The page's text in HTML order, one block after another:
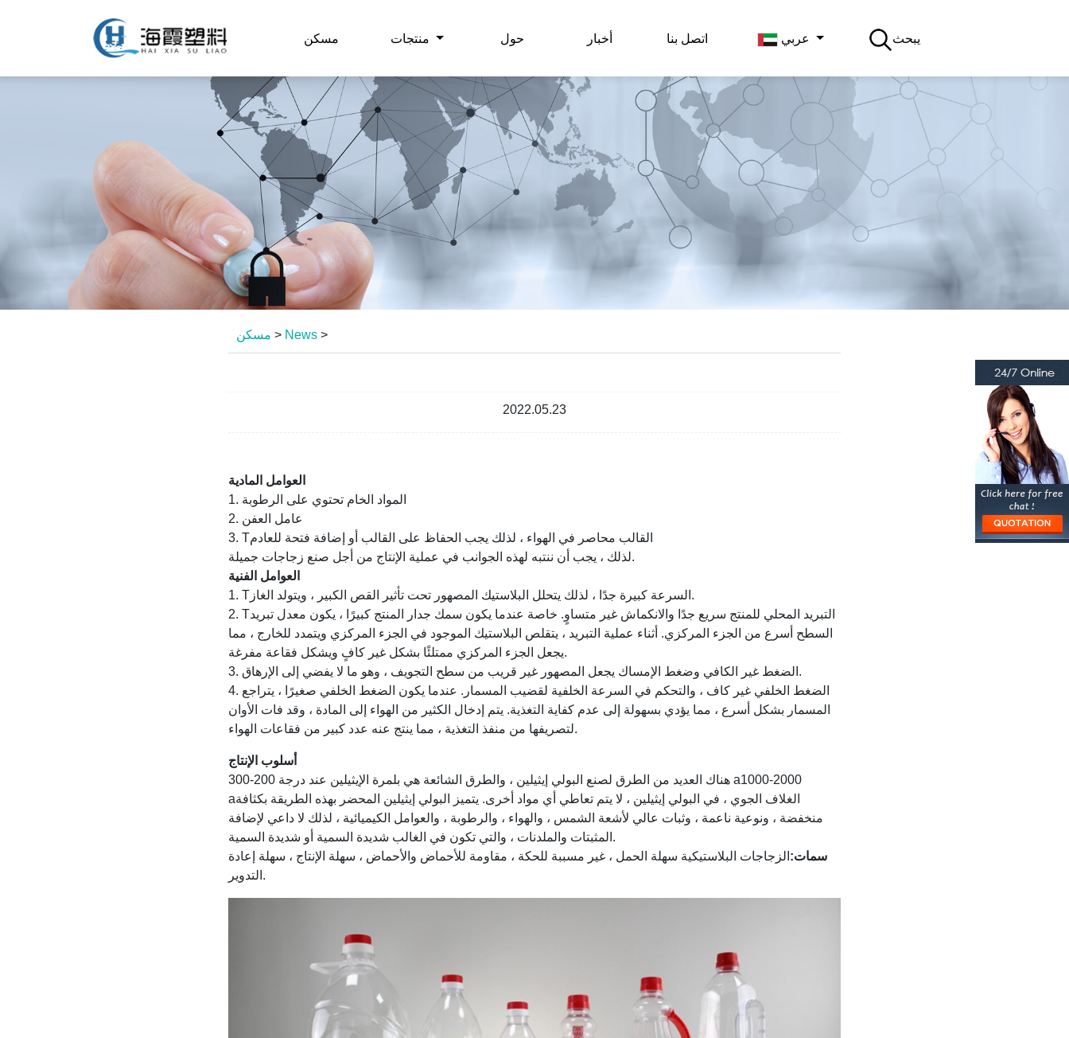
مسكن حول أخبار اتصل بنا يبحث
مسكن > News >
2022.05.23
العوامل المادية
1. المواد الخام تحتوي على الرطوبة
2. عامل العفن
3. Tالقالب محاصر في الهواء ، لذلك يجب الحفاظ على القالب أو إضافة فتحة للعادم
لذلك ، يجب أن ننتبه لهذه الجوانب في عملية الإنتاج من أجل صنع زجاجات جميلة.
العوامل الفنية
1. Tالسرعة كبيرة جدًا ، لذلك يتحلل البلاستيك المصهور تحت تأثير القص الكبير ، ويتولد الغاز.
2. Tالتبريد المحلي للمنتج سريع جدًا والانكماش غير متساوٍ. خاصة عندما يكون سمك جدار المنتج كبيرًا ، يكون معدل تبريد
السطح أسرع من الجزء المركزي. أثناء عملية التبريد ، يتقلص البلاستيك الموجود في الجزء المركزي ويتمدد للخارج ، مما
يجعل الجزء المركزي ممتلئًا بشكل غير كافٍ ويشكل فقاعة مفرغة.
3. الضغط غير الكافي وضغط الإمساك يجعل المصهور غير قريب من سطح التجويف ، وهو ما لا يفضي إلى الإرهاق.
4. الضغط الخلفي غير كاف ، والتحكم في السرعة الخلفية لقضيب المسمار. عندما يكون الضغط الخلفي صغيرًا ، يتراجع
المسمار بشكل أسرع ، مما يؤدي بسهولة إلى عدم كفاية التغذية. يتم إدخال الكثير من الهواء إلى المادة ، وقد فات الأوان
لتصريفها من منفذ التغذية ، مما ينتج عنه عدد كبير من فقاعات الهواء.
أسلوب الإنتاج
هناك العديد من الطرق لصنع البولي إيثيلين ، والطرق الشائعة هي بلمرة الإيثيلين عند درجة 200-300 a1000-2000
aالغلاف الجوي ، في البولي إيثيلين ، لا يتم تعاطي أي مواد أخرى. يتميز البولي إيثيلين المحضر بهذه الطريقة بكثافة
منخفضة ، ونوعية ناعمة ، وثبات عالي لأشعة الشمس ، والهواء ، والرطوبة ، والعوامل الكيميائية ، لذلك لا داعي لإضافة
المثبتات والملدنات ، والتي تكون في الغالب شديدة السمية أو شديدة السمية.
سمات: الزجاجات البلاستيكية سهلة الحمل ، غير مسببة للحكة ، مقاومة للأحماض والأحماض ، سهلة الإنتاج ، سهلة إعادة
التدوير.